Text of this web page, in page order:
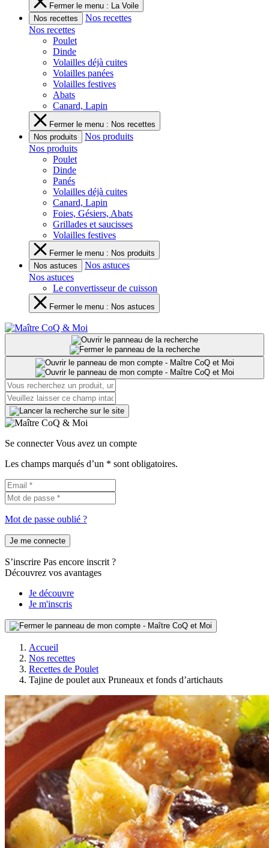
Fermer le menu : La Voile
Nos recettes
Nos recettes
Nos recettes
Poulet
Dinde
Volailles déjà cuites
Volailles panées
Volailles festives
Abats
Canard, Lapin
Fermer le menu : Nos recettes
Nos produits
Nos produits
Nos produits
Poulet
Dinde
Panés
Volailles déjà cuites
Canard, Lapin
Foies, Gésiers, Abats
Grillades et saucisses
Volailles festives
Fermer le menu : Nos produits
Nos astuces
Nos astuces
Nos astuces
Le convertisseur de cuisson
Fermer le menu : Nos astuces
Se connecter Vous avez un compte
Les champs marqués d’un * sont obligatoires.
Mot de passe oublié ?
Je me connecte
S’inscrire Pas encore inscrit ?
Découvrez vos avantages
Je découvre
Je m'inscris
Accueil
Nos recettes
Recettes de Poulet
Tajine de poulet aux Pruneaux et fonds d’artichauts